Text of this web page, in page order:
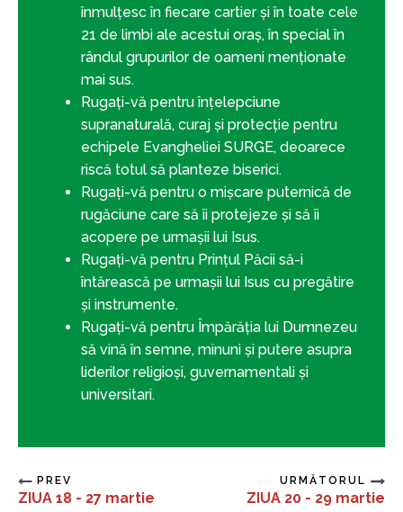
înmulțesc în fiecare cartier și în toate cele
21 de limbi ale acestui oraș, în special în
rândul grupurilor de oameni menționate
mai sus.
Rugați-vă pentru înțelepciune
supranaturală, curaj și protecție pentru
echipele Evangheliei SURGE, deoarece
riscă totul să planteze biserici.
Rugați-vă pentru o mișcare puternică de
rugăciune care să îi protejeze și să îi
acopere pe urmașii lui Isus.
Rugați-vă pentru Prințul Păcii să-i
întărească pe urmașii lui Isus cu pregătire
și instrumente.
Rugați-vă pentru Împărăția lui Dumnezeu
să vină în semne, minuni și putere asupra
liderilor religioși, guvernamentali și
universitari.
PREV
ZIUA 18 - 27 martie
URMĂTORUL
ZIUA 20 - 29 martie